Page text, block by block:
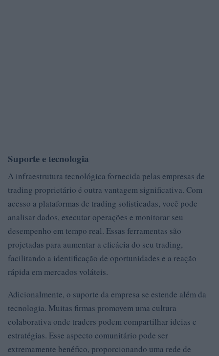
Suporte e tecnologia
A infraestrutura tecnológica fornecida pelas empresas de
trading proprietário é outra vantagem significativa. Com
acesso a plataformas de trading sofisticadas, você pode
analisar dados, executar operações e monitorar seu
desempenho em tempo real. Essas ferramentas são
projetadas para aumentar a eficácia do seu trading,
facilitando a identificação de oportunidades e a reação
rápida em mercados voláteis.
Adicionalmente, o suporte da empresa se estende além da
tecnologia. Muitas firmas promovem uma cultura
colaborativa onde traders podem compartilhar ideias e
estratégias. Esse aspecto comunitário pode ser
extremamente benéfico, proporcionando uma rede de